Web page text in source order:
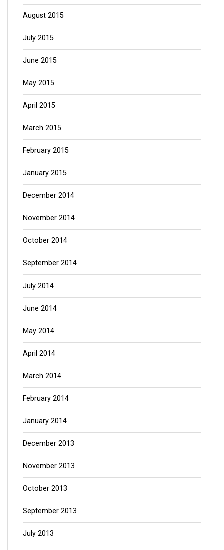
August 2015
July 2015
June 2015
May 2015
April 2015
March 2015
February 2015
January 2015
December 2014
November 2014
October 2014
September 2014
July 2014
June 2014
May 2014
April 2014
March 2014
February 2014
January 2014
December 2013
November 2013
October 2013
September 2013
July 2013